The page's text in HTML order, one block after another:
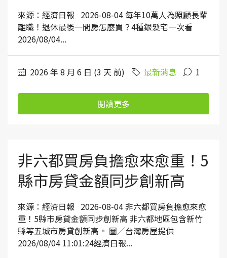
來源：經濟日報 2026-08-04 每年10萬人為照顧長輩
離職！退休最後一間房怎麼買？4種銀髮宅一次看
2026/08/04...
2026 年 8 月 6 日 (3 天 前) 最新消息 1
閱讀更多
非六都買房負擔愈來愈重！5
縣市房貸金額同步創新高
來源：經濟日報 2026-08-04 非六都買房負擔愈來愈
重！5縣市房貸金額同步創新高 非六都地區包含新竹
縣等五城市房貸創新高。 圖／台灣房屋提供
2026/08/04 11:01:24經濟日報...